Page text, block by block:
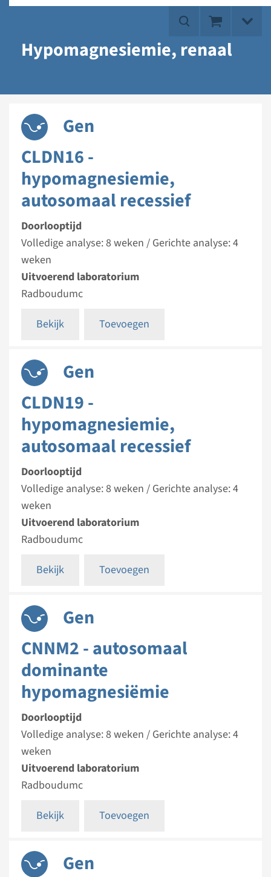
Hypomagnesiemie, renaal
Gen
CLDN16 -
hypomagnesiemie,
autosomaal recessief
Doorlooptijd
Volledige analyse: 8 weken / Gerichte analyse: 4
weken
Uitvoerend laboratorium
Radboudumc
Bekijk
Toevoegen
Gen
CLDN19 -
hypomagnesiemie,
autosomaal recessief
Doorlooptijd
Volledige analyse: 8 weken / Gerichte analyse: 4
weken
Uitvoerend laboratorium
Radboudumc
Bekijk
Toevoegen
Gen
CNNM2 - autosomaal
dominante
hypomagnesiëmie
Doorlooptijd
Volledige analyse: 8 weken / Gerichte analyse: 4
weken
Uitvoerend laboratorium
Radboudumc
Bekijk
Toevoegen
Gen